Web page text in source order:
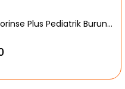
Abfen Nasorinse Plus Pediatrik Burun Yıkama Kiti